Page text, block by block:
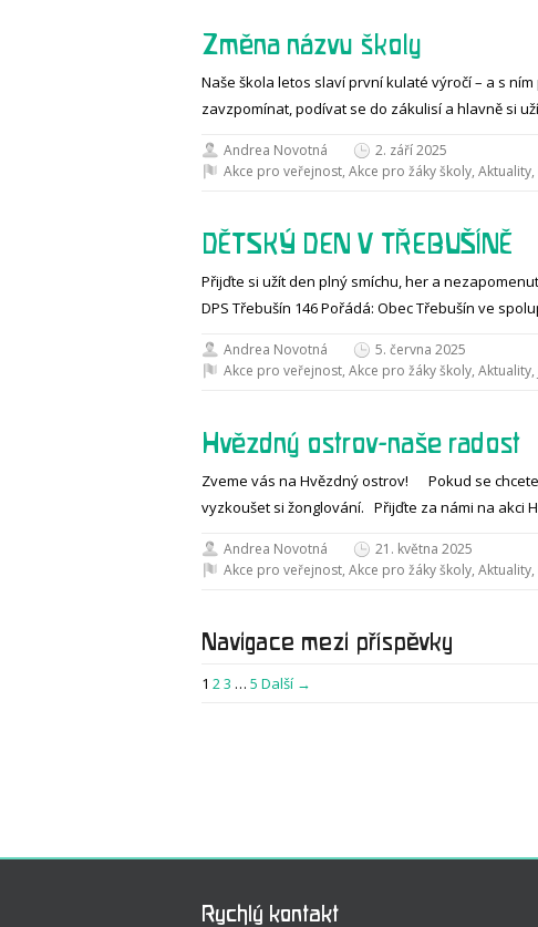
Změna názvu školy
Naše škola letos slaví první kulaté výročí – a s
zavzpomínat, podívat se do zákulisí a hlavně si
Andrea Novotná
2. září 2025
Akce pro veřejnost, Akce pro žáky školy, Aktuality,
DĚTSKÝ DEN V TŘEBUŠÍNĚ
Přijďte si užít den plný smíchu, her a
DPS Třebušín 146 Pořádá: Obec Třebušín ve
Andrea Novotná
5. června 2025
Akce pro veřejnost, Akce pro žáky školy, Aktuality,
Hvězdný ostrov-naše radost
Zveme vás na Hvězdný ostrov! Pokud se
vyzkoušet si žonglování. Přijďte za námi na akci
Andrea Novotná
21. května 2025
Akce pro veřejnost, Akce pro žáky školy, Aktuality,
Navigace mezi příspěvky
1 23 … 5 Další →
Rychlý kontakt